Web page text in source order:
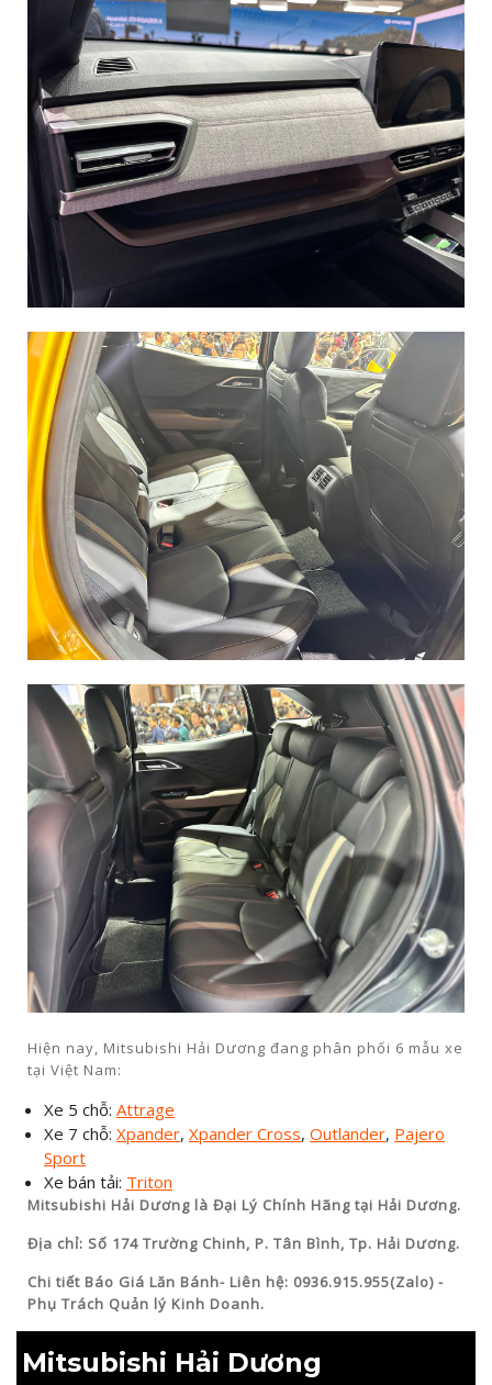
Hiện nay, Mitsubishi Hải Dương đang phân phối 6 mẫu xe
tại Việt Nam:
Xe 5 chỗ: Attrage
Xe 7 chỗ: Xpander, Xpander Cross, Outlander, Pajero
Sport
Xe bán tải: Triton
Mitsubishi Hải Dương là Đại Lý Chính Hãng tại Hải Dương.
Địa chỉ: Số 174 Trường Chinh, P. Tân Bình, Tp. Hải Dương.
Chi tiết Báo Giá Lăn Bánh- Liên hệ: 0936.915.955(Zalo) -
Phụ Trách Quản lý Kinh Doanh.
Mitsubishi Hải Dương